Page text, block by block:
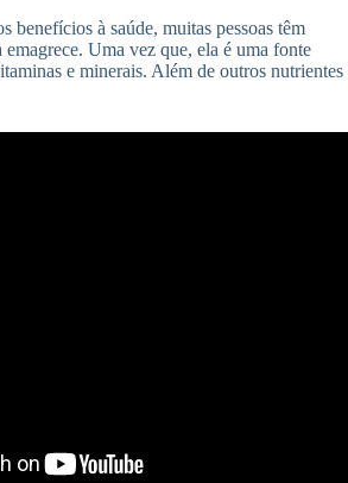
benefícios à saúde, muitas pessoas têm
Uma vez que, ela é uma fonte
e minerais. Além de outros nutrientes